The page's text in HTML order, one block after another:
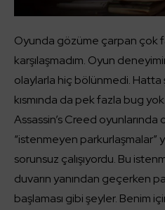
Oyunda gözüme çarpan çok
karşılaşmadım. Oyun
olaylarla hiç bölünmedi. Hatta
kısmında da pek fazla bug
Assassin’s Creed
“istenmeyen parkurlaşmalar”
sorunsuz çalışıyordu. Bu
duvarın yanından geçerken
başlaması gibi şeyler. Benim